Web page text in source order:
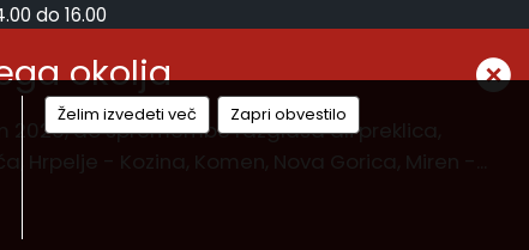
okolja
do spremembe razglasa ali preklica,
Hrpelje - Kozina, Komen, Nova Gorica, Miren -...
do 16.00
Želim izvedeti več Zapri obvestilo